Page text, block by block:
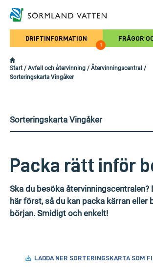
Hoppa till
DRIFTINFORMATION
1
FRÅGOR
Start / Avfall och återvinning / Återvinningscentral /
Sorteringskarta Vingåker
Sorteringskarta Vingåker
Packa rätt inför
Ska du besöka återvinningscentralen?
här först, så du kan packa kärran eller
början. Smidigt och enkelt!
LADDA NER SORTERINGSKARTA SOM